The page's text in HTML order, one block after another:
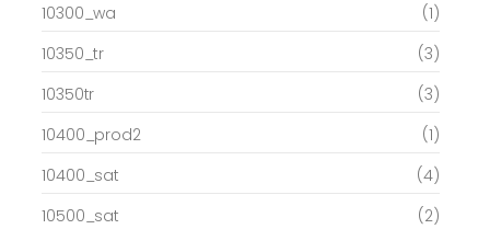
10300_wa
(1)
10350_tr
(3)
10350tr
(3)
10400_prod2
(1)
10400_sat
(4)
10500_sat
(2)